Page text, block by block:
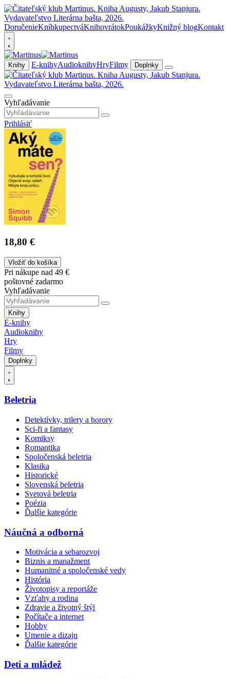
DoručenieKníhkupectváKnihovrátokPoukážkyKnižný blogKontakt
Knihy E-knihyAudioknihyHryFilmy Doplnky
Vyhľadávanie
Prihlásiť
18,80 €
Vložiť do košíka
Pri nákupe nad 49 €
poštovné zadarmo
Vyhľadávanie
Knihy
E-knihy
Audioknihy
Hry
Filmy
Doplnky
Beletria
Detektívky, trilery a horory
Sci-fi a fantasy
Komiksy
Romantika
Spoločenská beletria
Klasika
Historické
Slovenská beletria
Svetová beletria
Poézia
Ďalšie kategórie
Náučná a odborná
Motivácia a sebarozvoj
Biznis a manažment
Humanitné a spoločenské vedy
História
Životopisy a reportáže
Vzťahy a rodina
Zdravie a životný štýl
Počítače a internet
Hobby
Umenie a dizajn
Ďalšie kategórie
Deti a mládež